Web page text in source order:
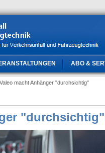
ABO &
macht Anhänger "durchsichtig"
"durchsichtig"